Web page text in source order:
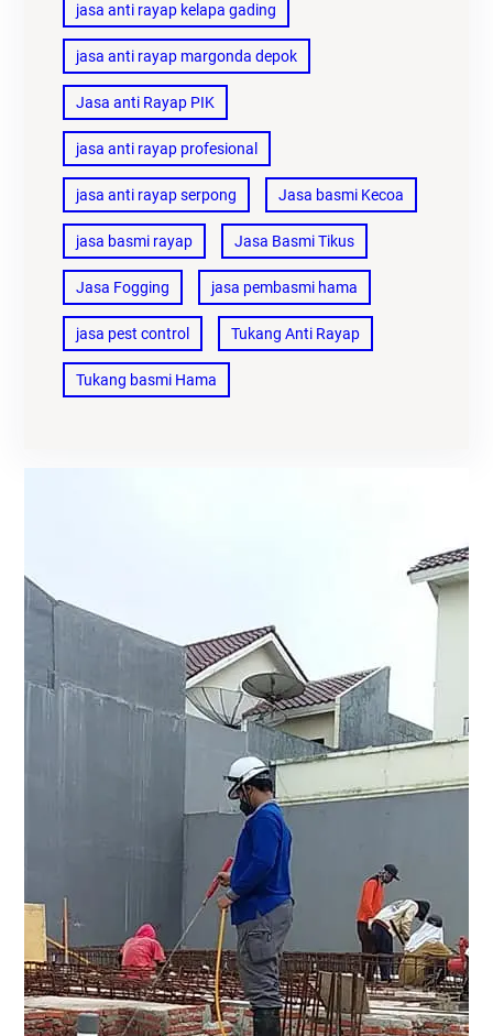
jasa anti rayap kelapa gading
jasa anti rayap margonda depok
Jasa anti Rayap PIK
jasa anti rayap profesional
jasa anti rayap serpong Jasa basmi Kecoa
jasa basmi rayap Jasa Basmi Tikus
Jasa Fogging jasa pembasmi hama
jasa pest control Tukang Anti Rayap
Tukang basmi Hama